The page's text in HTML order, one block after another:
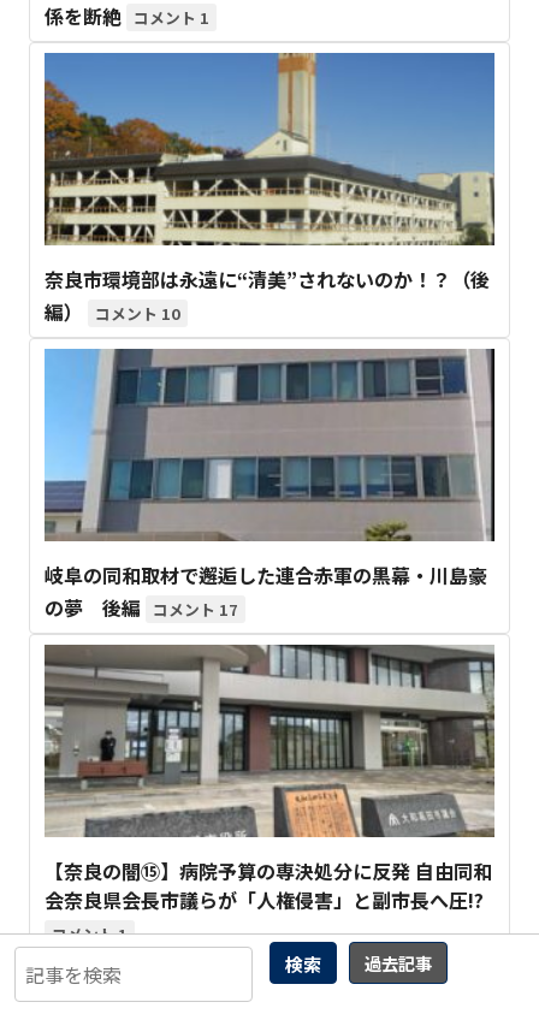
検索 過去記事
係を断絶
1
奈良市環境部は永遠に“清美”されないのか！？（後
編）
10
岐阜の同和取材で邂逅した連合赤軍の黒幕・川島豪
の夢 後編
17
【奈良の闇⑮】病院予算の専決処分に反発 自由同和
会奈良県会長市議らが「人権侵害」と副市長へ圧!?
1